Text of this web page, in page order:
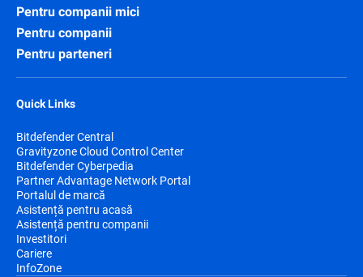
Pentru companii mici
Pentru companii
Pentru parteneri
Quick Links
Bitdefender Central
Gravityzone Cloud Control Center
Bitdefender Cyberpedia
Partner Advantage Network Portal
Portalul de marcă
Asistență pentru acasă
Asistență pentru companii
Investitori
Cariere
InfoZone